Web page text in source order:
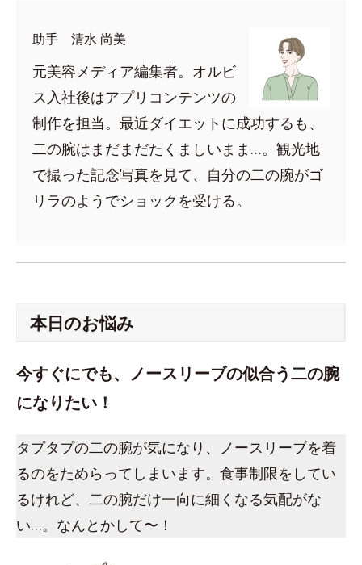
助手 清水 尚美
元美容メディア編集者。オルビ
ス入社後はアプリコンテンツの
制作を担当。最近ダイエットに成功するも、
二の腕はまだまだたくましいまま…。観光地
で撮った記念写真を見て、自分の二の腕がゴ
リラのようでショックを受ける。
本日のお悩み
今すぐにでも、ノースリーブの似合う二の腕
になりたい！
タプタプの二の腕が気になり、ノースリーブを着
るのをためらってしまいます。食事制限をしてい
るけれど、二の腕だけ一向に細くなる気配がな
い…。なんとかして〜！